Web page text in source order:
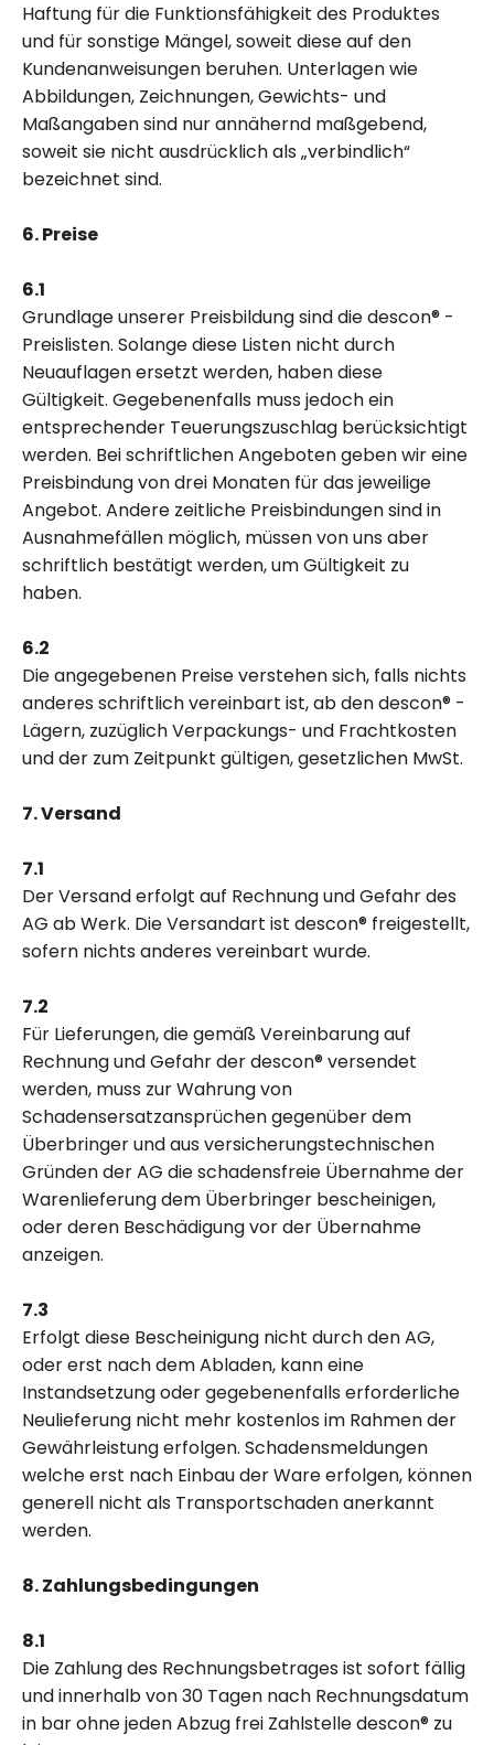
Haftung für die Funktionsfähigkeit des Produktes
und für sonstige Mängel, soweit diese auf den
Kundenanweisungen beruhen. Unterlagen wie
Abbildungen, Zeichnungen, Gewichts- und
Maßangaben sind nur annähernd maßgebend,
soweit sie nicht ausdrücklich als „verbindlich“
bezeichnet sind.
6. Preise
6.1
Grundlage unserer Preisbildung sind die descon® -
Preislisten. Solange diese Listen nicht durch
Neuauflagen ersetzt werden, haben diese
Gültigkeit. Gegebenenfalls muss jedoch ein
entsprechender Teuerungszuschlag berücksichtigt
werden. Bei schriftlichen Angeboten geben wir eine
Preisbindung von drei Monaten für das jeweilige
Angebot. Andere zeitliche Preisbindungen sind in
Ausnahmefällen möglich, müssen von uns aber
schriftlich bestätigt werden, um Gültigkeit zu
haben.
6.2
Die angegebenen Preise verstehen sich, falls nichts
anderes schriftlich vereinbart ist, ab den descon® -
Lägern, zuzüglich Verpackungs- und Frachtkosten
und der zum Zeitpunkt gültigen, gesetzlichen MwSt.
7. Versand
7.1
Der Versand erfolgt auf Rechnung und Gefahr des
AG ab Werk. Die Versandart ist descon® freigestellt,
sofern nichts anderes vereinbart wurde.
7.2
Für Lieferungen, die gemäß Vereinbarung auf
Rechnung und Gefahr der descon® versendet
werden, muss zur Wahrung von
Schadensersatzansprüchen gegenüber dem
Überbringer und aus versicherungstechnischen
Gründen der AG die schadensfreie Übernahme der
Warenlieferung dem Überbringer bescheinigen,
oder deren Beschädigung vor der Übernahme
anzeigen.
7.3
Erfolgt diese Bescheinigung nicht durch den AG,
oder erst nach dem Abladen, kann eine
Instandsetzung oder gegebenenfalls erforderliche
Neulieferung nicht mehr kostenlos im Rahmen der
Gewährleistung erfolgen. Schadensmeldungen
welche erst nach Einbau der Ware erfolgen, können
generell nicht als Transportschaden anerkannt
werden.
8. Zahlungsbedingungen
8.1
Die Zahlung des Rechnungsbetrages ist sofort fällig
und innerhalb von 30 Tagen nach Rechnungsdatum
in bar ohne jeden Abzug frei Zahlstelle descon® zu